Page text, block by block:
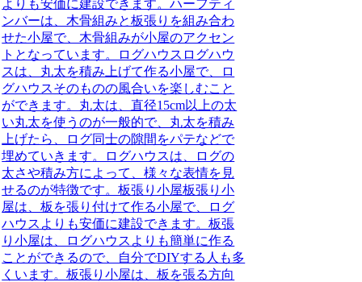
よりも安価に建設できます。ハーフティ
ンバーは、木骨組みと板張りを組み合わ
せた小屋で、木骨組みが小屋のアクセン
トとなっています。ログハウスログハウ
スは、丸太を積み上げて作る小屋で、ロ
グハウスそのものの風合いを楽しむこと
ができます。丸太は、直径15cm以上の太
い丸太を使うのが一般的で、丸太を積み
上げたら、ログ同士の隙間をパテなどで
埋めていきます。ログハウスは、ログの
太さや積み方によって、様々な表情を見
せるのが特徴です。板張り小屋板張り小
屋は、板を張り付けて作る小屋で、ログ
ハウスよりも安価に建設できます。板張
り小屋は、ログハウスよりも簡単に作る
ことができるので、自分でDIYする人も多
くいます。板張り小屋は、板を張る方向